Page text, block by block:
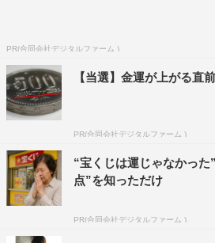
PR(合同会社デジタルファーム )
【当選】金運が上がる直
PR(合同会社デジタルファーム )
“宝くじは運じゃなかった
点”を知っただけ
PR(合同会社デジタルファーム )